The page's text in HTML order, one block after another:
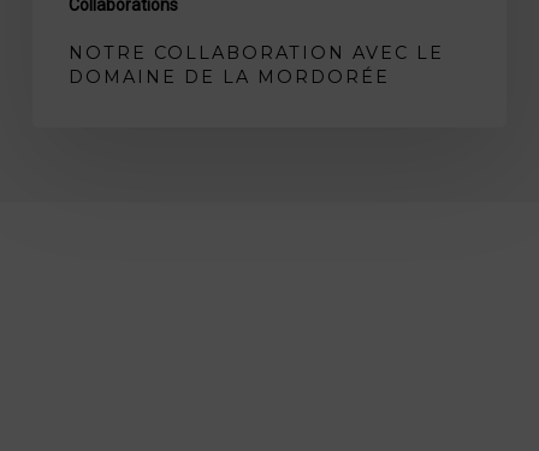
Collaborations
NOTRE COLLABORATION AVEC LE
DOMAINE DE LA MORDORÉE